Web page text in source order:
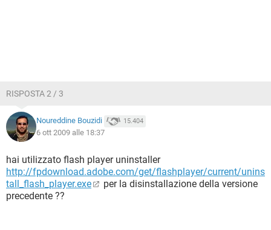
RISPOSTA 2 / 3
Noureddine Bouzidi 15.404
6 ott 2009 alle 18:37
hai utilizzato flash player uninstaller
http://fpdownload.adobe.com/get/flashplayer/current/unins
tal­l_flash_player.exe
per la disinstallazione della versione
precedente ??